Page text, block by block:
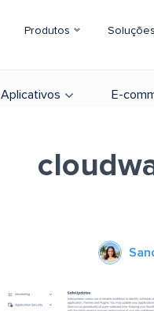
Produtos Soluções
Aplicativos E-